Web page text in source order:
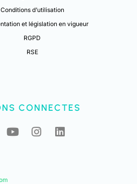
Conditions d’utilisation
et législation en vigueur
RGPD
RSE
CONNECTES